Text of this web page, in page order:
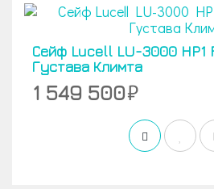
Сейф Lucell LU-3000 HP1
Густава Климта
1 549 500